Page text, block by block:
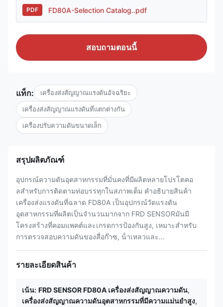
PDF FD80A-Selection Catalog..pdf
สอบถามตอนนี้
แท็ก: เครื่องส่งสัญญาณแรงดันอัจฉริยะ
เครื่องส่งสัญญาณแรงดันที่แตกต่างกัน
เครื่องปรับความดันขนาดเล็ก
สรุปผลิตภัณฑ์
อุปกรณ์ความดันอุตสาหกรรมที่มั่นคงที่มีผลิตหลายโปรโตคอ
ลสําหรับการติดตามท่อบรรทุกในสภาพเต็ม คําอธิบายสินค้า
เครื่องส่งแรงดันที่ฉลาด FD80A เป็นอุปกรณ์วัดแรงดัน
อุตสาหกรรมที่ผลิตเป็นจํานวนมากจาก FRD SENSORมันมี
โครงสร้างที่คอมแพคต์และเกรดการป้องกันสูง, เหมาะสําหรับ
การตรวจสอบความดันของสื่อก๊าซ, น้ําเหลวและ...
รายละเอียดสินค้า
เน้น: FRD SENSOR FD80A เครื่องส่งสัญญาณความดัน,
เครื่องส่งสัญญาณความดันอุตสาหกรรมที่มีความแม่นยำสูง,